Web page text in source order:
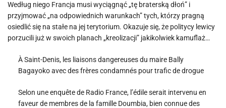
Według niego Francja musi wyciągnąć „tę braterską dłoń” i
przyjmować „na odpowiednich warunkach” tych, którzy pragną
osiedlić się na stałe na jej terytorium. Okazuje się, że politycy lewicy
porzucili już w swoich planach „kreolizacji” jakikolwiek kamuflaż…
À Saint-Denis, les liaisons dangereuses du maire Bally
Bagayoko avec des frères condamnés pour trafic de drogue
Selon une enquête de Radio France, l’édile serait intervenu en
faveur de membres de la famille Doumbia, bien connue des